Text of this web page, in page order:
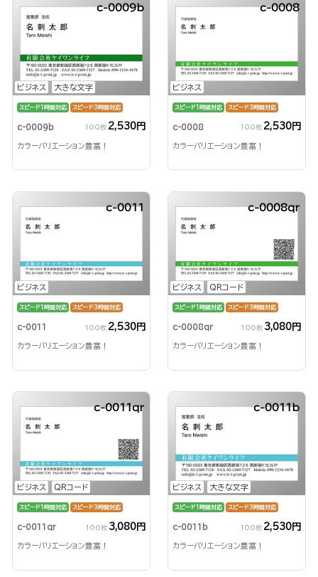
ビジネス 大きな文字
c-0009b
スピード1時間対応 スピード3時間対応
c-0009b 100枚 2,530円
カラーバリエーション豊富！
ビジネス
c-0008
スピード1時間対応 スピード3時間対応
c-0008 100枚 2,530円
カラーバリエーション豊富！
ビジネス
c-0011
スピード1時間対応 スピード3時間対応
c-0011 100枚 2,530円
カラーバリエーション豊富！
ビジネス QRコード
c-0008qr
スピード1時間対応 スピード3時間対応
c-0008qr 100枚 3,080円
カラーバリエーション豊富！
ビジネス QRコード
c-0011qr
スピード1時間対応 スピード3時間対応
c-0011qr 100枚 3,080円
カラーバリエーション豊富！
ビジネス 大きな文字
c-0011b
スピード1時間対応 スピード3時間対応
c-0011b 100枚 2,530円
カラーバリエーション豊富！